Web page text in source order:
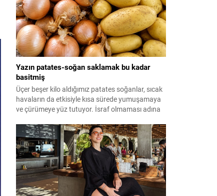
Yazın patates-soğan saklamak bu kadar
basitmiş
Üçer beşer kilo aldığımız patates soğanlar, sıcak
havaların da etkisiyle kısa sürede yumuşamaya
ve çürümeye yüz tutuyor. İsraf olmaması adına
merak ediliyor. Meğer formülü çok basitmiş...